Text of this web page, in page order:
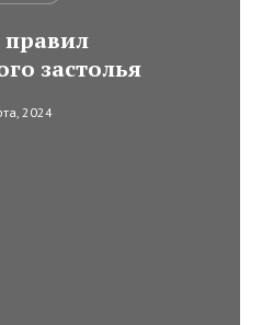
правил
застолья
2024